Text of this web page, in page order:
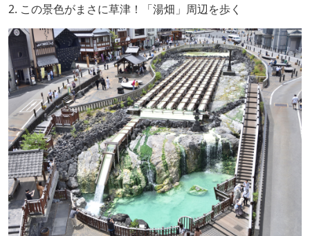
2. この景色がまさに草津！「湯畑」周辺を歩く